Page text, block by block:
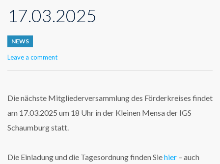
17.03.2025
NEWS
Leave a comment
Die nächste Mitgliederversammlung des Förderkreises findet
am 17.03.2025 um 18 Uhr in der Kleinen Mensa der IGS
Schaumburg statt.
Die Einladung und die Tagesordnung finden Siehier – auch